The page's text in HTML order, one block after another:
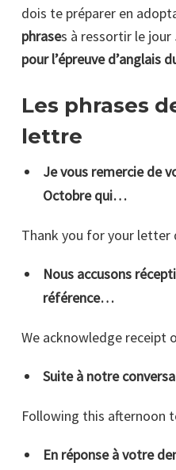
dois te préparer en
phrases à ressortir le jour
pour l’épreuve d’anglais
Les phrases
lettre
Je vous remercie de
Octobre qui…
Thank you for your
Nous accusons
référence…
We acknowledge
Suite à notre
Following this afternoon
En réponse à votre